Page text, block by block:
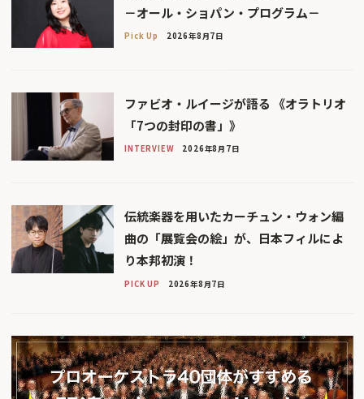
－オール・ショパン・プログラム－
Pick Up 2026年8月7日
ファビオ・ルイージが語る 《オラトリオ
「7つの封印の書」》
INTERVIEW 2026年8月7日
伝統楽器を用いたカーチュン・ウォン編
曲の「展覧会の絵」が、日本フィルによ
り本邦初演！
PICK UP 2026年8月7日